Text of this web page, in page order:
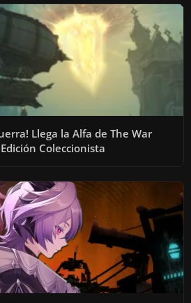
Llega la Alfa de The War
Coleccionista